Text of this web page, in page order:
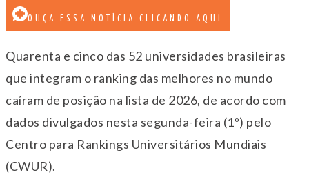
OUÇA ESSA NOTÍCIA CLICANDO AQUI
Quarenta e cinco das 52 universidades brasileiras
que integram o ranking das melhores no mundo
caíram de posição na lista de 2026, de acordo com
dados divulgados nesta segunda-feira (1º) pelo
Centro para Rankings Universitários Mundiais
(CWUR).